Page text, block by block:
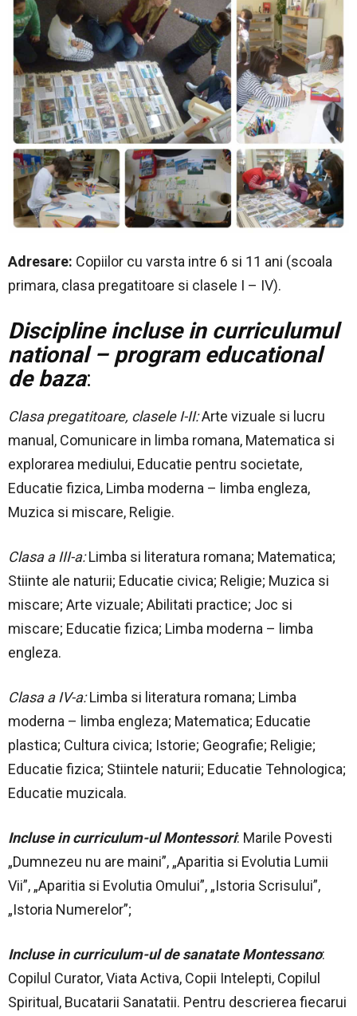
Adresare: Copiilor cu varsta intre 6 si 11 ani (scoala
primara, clasa pregatitoare si clasele I – IV).
Discipline incluse in curriculumul
national – program educational
de baza:
Clasa pregatitoare, clasele I-II:Arte vizuale si lucru
manual, Comunicare in limba romana, Matematica si
explorarea mediului, Educatie pentru societate,
Educatie fizica, Limba moderna – limba engleza,
Muzica si miscare, Religie.
Clasa a III-a:Limba si literatura romana; Matematica;
Stiinte ale naturii; Educatie civica; Religie; Muzica si
miscare; Arte vizuale; Abilitati practice; Joc si
miscare; Educatie fizica; Limba moderna – limba
engleza.
Clasa a IV-a:Limba si literatura romana; Limba
moderna – limba engleza; Matematica; Educatie
plastica; Cultura civica; Istorie; Geografie; Religie;
Educatie fizica; Stiintele naturii; Educatie Tehnologica;
Educatie muzicala.
Incluse in curriculum-ul Montessori: Marile Povesti
„Dumnezeu nu are maini”, „Aparitia si Evolutia Lumii
Vii”, „Aparitia si Evolutia Omului”, „Istoria Scrisului”,
„Istoria Numerelor”;
Incluse in curriculum-ul de sanatate Montessano:
Copilul Curator, Viata Activa, Copii Intelepti, Copilul
Spiritual, Bucatarii Sanatatii. Pentru descrierea fiecarui